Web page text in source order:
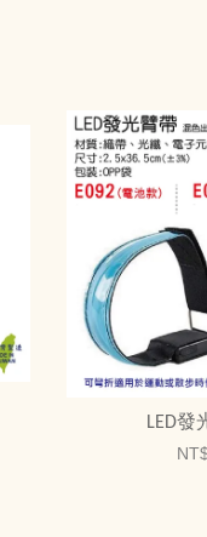
LED發